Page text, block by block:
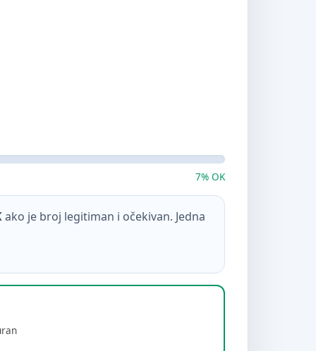
7% OK
ako je broj legitiman i očekivan. Jedna